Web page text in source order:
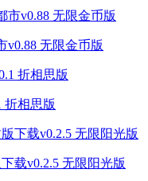
v0.88 无限金币版
折相思版
载v0.2.5 无限阳光版